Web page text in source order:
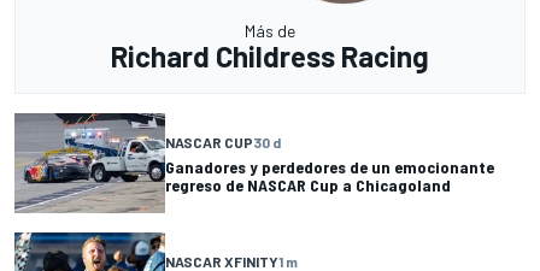
Más de
Richard Childress Racing
NASCAR CUP30 d
Ganadores y perdedores de un emocionante
regreso de NASCAR Cup a Chicagoland
NASCAR XFINITY1 m